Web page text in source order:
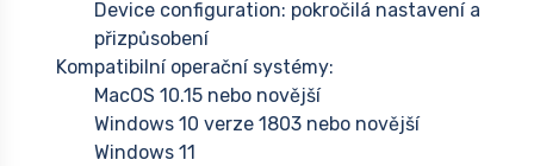
Device configuration: pokročilá nastavení a
přizpůsobení
Kompatibilní operační systémy:
MacOS 10.15 nebo novější
Windows 10 verze 1803 nebo novější
Windows 11